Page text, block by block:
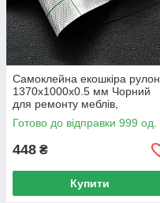
Самоклейна екошкіра рулон
1370x1000x0.5 мм Чорний
для ремонту меблів,
шкірозамінник для меблів та
авто
Готово до відправки 999 од.
448 ₴
Купити